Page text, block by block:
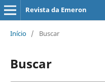
Revista da Emeron
Início / Buscar
Buscar